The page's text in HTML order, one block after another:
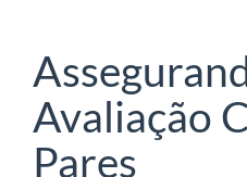
Avaliação
Pares